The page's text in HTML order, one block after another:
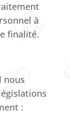
à
finalité.
nous
: